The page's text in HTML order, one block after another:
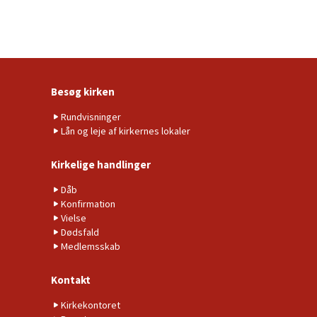
Besøg kirken
Rundvisninger
Lån og leje af kirkernes lokaler
Kirkelige handlinger
Dåb
Konfirmation
Vielse
Dødsfald
Medlemsskab
Kontakt
Kirkekontoret